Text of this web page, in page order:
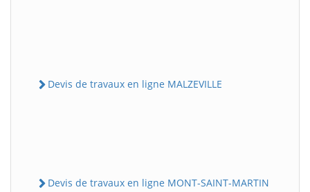
Devis de travaux en ligne MALZEVILLE
Devis de travaux en ligne MONT-SAINT-MARTIN